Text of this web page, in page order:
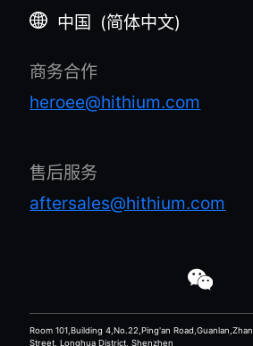
中国 (简体中文)
商务合作
heroee@hithium.com
售后服务
aftersales@hithium.com
Room 101,Building 4,No.22,Ping'an
Street, Longhua District, Shenzhen